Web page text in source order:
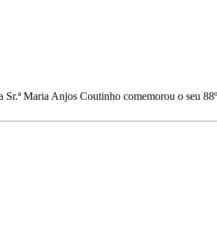
Sr.ª Maria Anjos Coutinho comemorou o seu